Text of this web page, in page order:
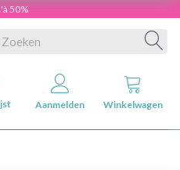
50%
Aanmelden Winkelwagen